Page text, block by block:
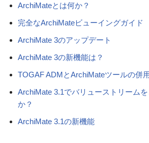
ArchiMateとは何か？
完全なArchiMateビューイングガイド
ArchiMate 3のアップデート
ArchiMate 3の新機能は？
TOGAF ADMとArchiMateツールの併
ArchiMate 3.1でバリューストリーム
か？
ArchiMate 3.1の新機能